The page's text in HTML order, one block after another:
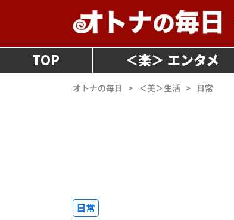
TOP ＜楽＞
オトナの毎日 > ＜美＞生活 > 日常
日常